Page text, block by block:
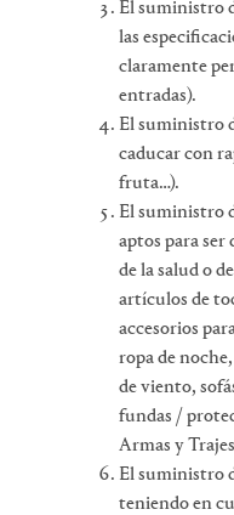
El suministro
las
claramente
entradas).
El suministro
caducar con
fruta…).
El suministro
aptos para
de la salud o
artículos de
accesorios
ropa de
de viento,
fundas /
Armas y
El suministro
teniendo en